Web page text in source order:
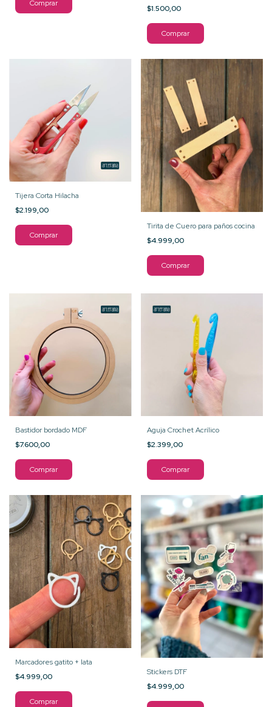
$1.500,00
Comprar
Tijera Corta Hilacha
$2.199,00
Tirita de Cuero para paños cocina
$4.999,00
Bastidor bordado MDF
$7.600,00
Comprar
Aguja Crochet Acrílico
$2.399,00
Comprar
Marcadores gatito + lata
$4.999,00
Stickers DTF
$4.999,00